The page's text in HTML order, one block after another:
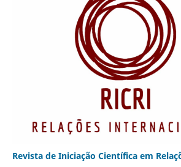
Revista de Iniciação Científica em